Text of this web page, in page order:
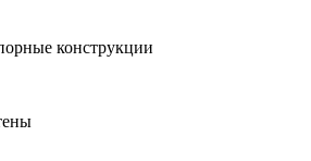
конструкции